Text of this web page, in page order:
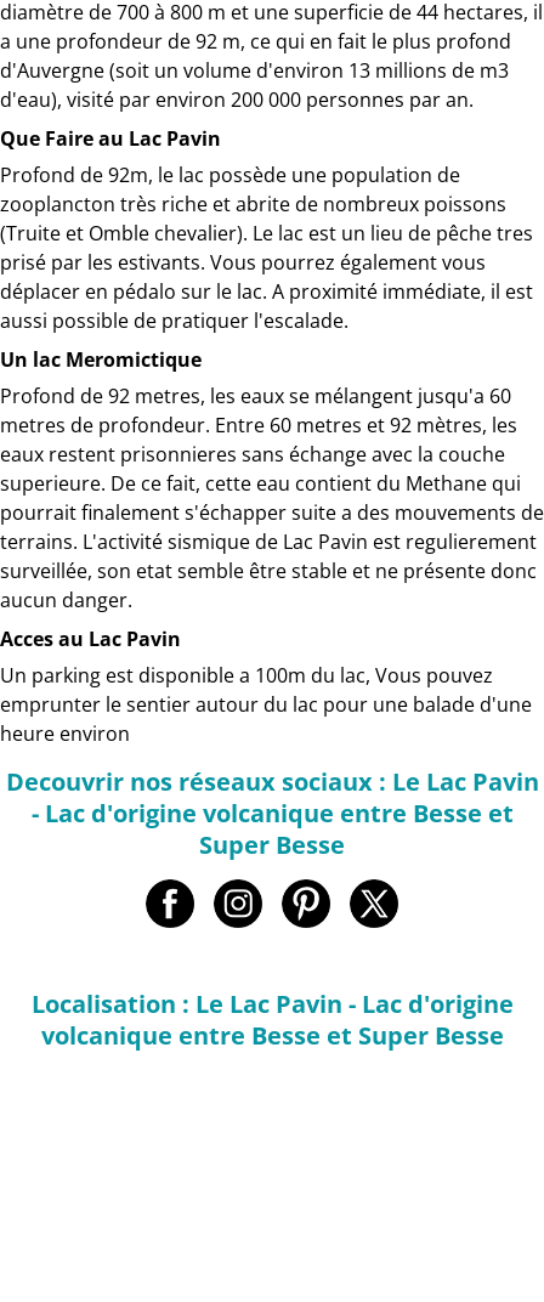
diamètre de 700 à 800 m et une superficie de 44 hectares, il
a une profondeur de 92 m, ce qui en fait le plus profond
d'Auvergne (soit un volume d'environ 13 millions de m3
d'eau), visité par environ 200 000 personnes par an.
Que Faire au Lac Pavin
Profond de 92m, le lac possède une population de
zooplancton très riche et abrite de nombreux poissons
(Truite et Omble chevalier). Le lac est un lieu de pêche tres
prisé par les estivants. Vous pourrez également vous
déplacer en pédalo sur le lac. A proximité immédiate, il est
aussi possible de pratiquer l'escalade.
Un lac Meromictique
Profond de 92 metres, les eaux se mélangent jusqu'a 60
metres de profondeur. Entre 60 metres et 92 mètres, les
eaux restent prisonnieres sans échange avec la couche
superieure. De ce fait, cette eau contient du Methane qui
pourrait finalement s'échapper suite a des mouvements de
terrains. L'activité sismique de Lac Pavin est regulierement
surveillée, son etat semble être stable et ne présente donc
aucun danger.
Acces au Lac Pavin
Un parking est disponible a 100m du lac, Vous pouvez
emprunter le sentier autour du lac pour une balade d'une
heure environ
Decouvrir nos réseaux sociaux : Le Lac Pavin
- Lac d'origine volcanique entre Besse et
Super Besse
Localisation : Le Lac Pavin - Lac d'origine
volcanique entre Besse et Super Besse